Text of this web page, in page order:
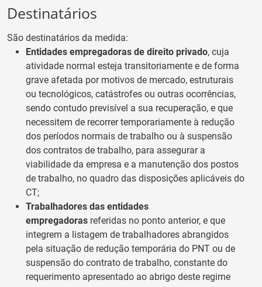
Destinatários
São destinatários da medida:
Entidades empregadoras de direito privado, cuja
atividade normal esteja transitoriamente e de forma
grave afetada por motivos de mercado, estruturais
ou tecnológicos, catástrofes ou outras ocorrências,
sendo contudo previsível a sua recuperação, e que
necessitem de recorrer temporariamente à redução
dos períodos normais de trabalho ou à suspensão
dos contratos de trabalho, para assegurar a
viabilidade da empresa e a manutenção dos postos
de trabalho, no quadro das disposições aplicáveis do
CT;
Trabalhadores das entidades
empregadoras referidas no ponto anterior, e que
integrem a listagem de trabalhadores abrangidos
pela situação de redução temporária do PNT ou de
suspensão do contrato de trabalho, constante do
requerimento apresentado ao abrigo deste regime